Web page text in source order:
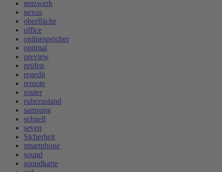
netzwerk
nexus
oberfläche
office
onlinespeicher
optimal
preview
prüfen
regedit
remote
router
ruhezustand
samsung
schnell
seven
Sicherheit
smartphone
sound
soundkarte